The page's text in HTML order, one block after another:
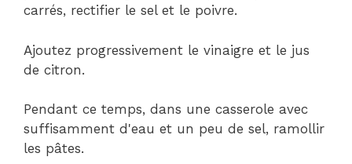
carrés, rectifier le sel et le poivre.
Ajoutez progressivement le vinaigre et le jus
de citron.
Pendant ce temps, dans une casserole avec
suffisamment d'eau et un peu de sel, ramollir
les pâtes.